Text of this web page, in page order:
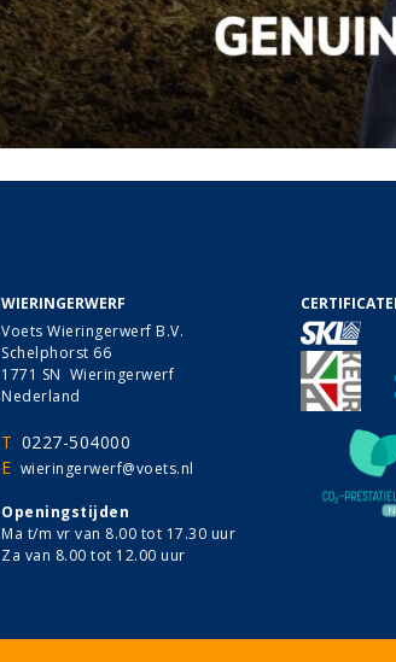
WIERINGERWERF
Voets Wieringerwerf B.V.
Schelphorst 66
1771 SN Wieringerwerf
Nederland
T 0227-504000
E wieringerwerf@voets.nl
Openingstijden
Ma t/m vr van 8.00 tot 17.30 uur
Za van 8.00 tot 12.00 uur